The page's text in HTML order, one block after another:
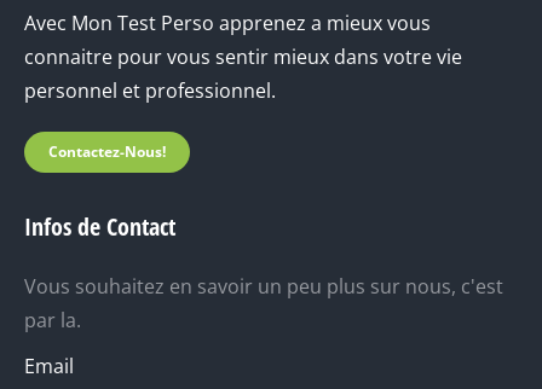
Avec Mon Test Perso apprenez a mieux vous
connaitre pour vous sentir mieux dans votre vie
personnel et professionnel.
Contactez-Nous!
Infos de Contact
Vous souhaitez en savoir un peu plus sur nous, c'est
par la.
Email